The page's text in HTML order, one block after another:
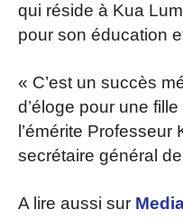
qui réside à Kua
pour son éducation
« C’est un succès
d’éloge pour une
l’émérite
secrétaire général
A lire aussi sur